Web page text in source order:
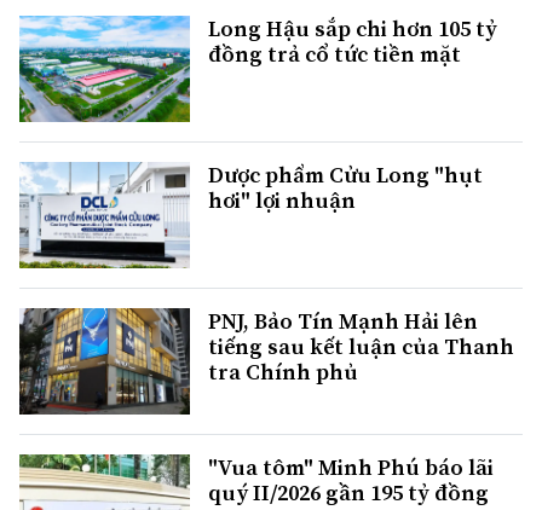
Long Hậu sắp chi hơn 105 tỷ
đồng trả cổ tức tiền mặt
Dược phẩm Cửu Long "hụt
hơi" lợi nhuận
PNJ, Bảo Tín Mạnh Hải lên
tiếng sau kết luận của Thanh
tra Chính phủ
"Vua tôm" Minh Phú báo lãi
quý II/2026 gần 195 tỷ đồng